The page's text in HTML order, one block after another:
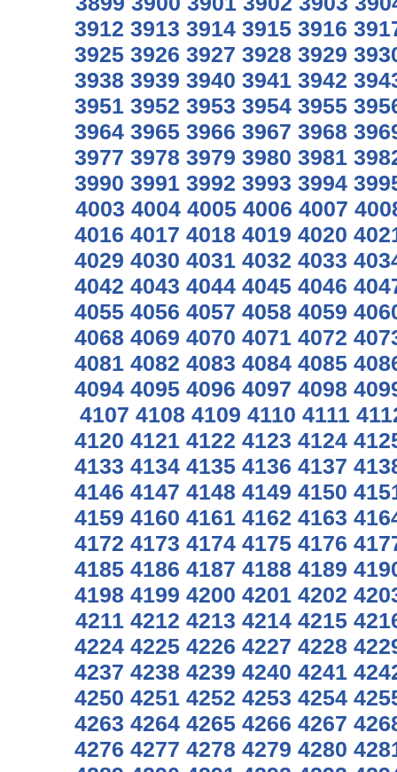
3912 3913 3914 3915 3916
3925 3926 3927 3928 3929
3938 3939 3940 3941 3942
3951 3952 3953 3954 3955
3964 3965 3966 3967 3968
3977 3978 3979 3980 3981
3990 3991 3992 3993 3994
4003 4004 4005 4006 4007
4016 4017 4018 4019 4020
4029 4030 4031 4032 4033
4042 4043 4044 4045 4046
4055 4056 4057 4058 4059
4068 4069 4070 4071 4072
4081 4082 4083 4084 4085
4094 4095 4096 4097 4098
4107 4108 4109 4110 4111
4120 4121 4122 4123 4124
4133 4134 4135 4136 4137
4146 4147 4148 4149 4150
4159 4160 4161 4162 4163
4172 4173 4174 4175 4176
4185 4186 4187 4188 4189
4198 4199 4200 4201 4202
4211 4212 4213 4214 4215
4224 4225 4226 4227 4228
4237 4238 4239 4240 4241
4250 4251 4252 4253 4254
4263 4264 4265 4266 4267
4276 4277 4278 4279 4280